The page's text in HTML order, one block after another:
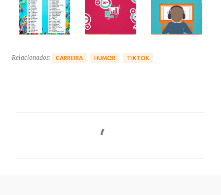
Relacionados: CARREIRA HUMOR TIKTOK